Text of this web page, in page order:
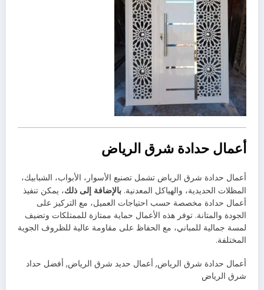
أعمال حدادة شرق الرياض
أعمال حدادة شرق الرياض تشمل تصنيع الأسوار، الأبواب، الشبابيك،
المظلات الحديدية، والهياكل المعدنية. بالإضافة إلى ذلك، يمكن تنفيذ
أعمال حدادة مخصصة حسب احتياجات العميل، مع التركيز على
الجودة والمتانة. توفر هذه الأعمال حماية ممتازة للممتلكات وتضيف
لمسة جمالية للمباني، مع الحفاظ على مقاومة عالية للظروف الجوية
المختلفة.
أعمال حدادة شرق الرياض, أعمال حديد شرق الرياض, أفضل حداد
شرق الرياض